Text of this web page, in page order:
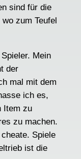
sind für die
zum Teufel
Mein
der
mal mit dem
ich es,
Item zu
zu machen.
Spiele
ist die